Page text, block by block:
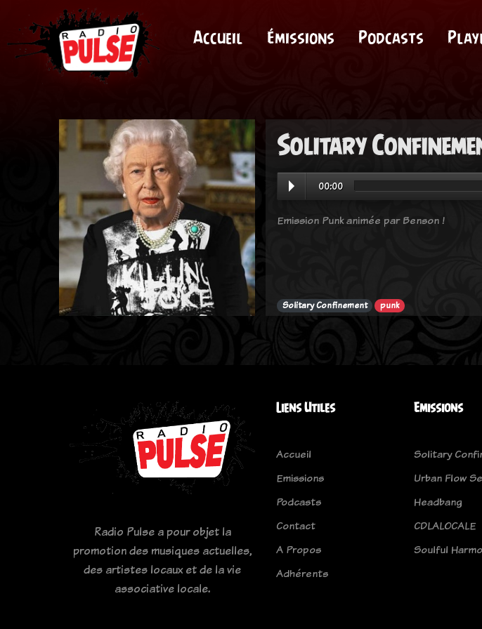
Accueil Émissions Podcasts
Solitary
00:00
Emission Punk animée par Benson !
Solitary Confinement punk
Radio Pulse a pour objet la
promotion des musiques actuelles,
des artistes locaux et de la vie
associative locale.
Liens Utiles
Accueil
Emissions
Podcasts
Contact
A Propos
Adhérents
Emissions
Solitary
Urban Flow
Headbang
CDLALOCALE
Soulful